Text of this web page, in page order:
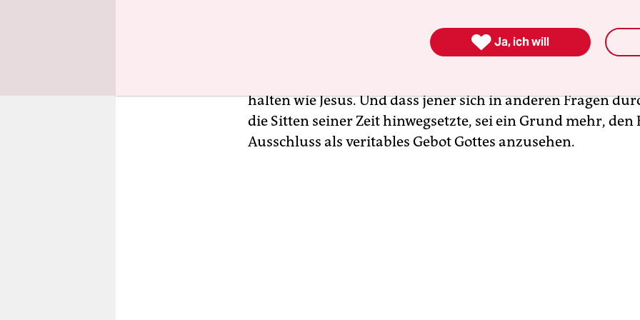
ist nicht hergeholt, sondern sprachlich präzise. Im
die geehrten Altvorderen, wir nennen sie Apostel,
halten wie Jesus. Und dass jener sich in anderen Fragen
die Sitten seiner Zeit hinwegsetzte, sei ein Grund mehr, den
Ausschluss als veritables Gebot Gottes anzusehen.
 Ja, ich will